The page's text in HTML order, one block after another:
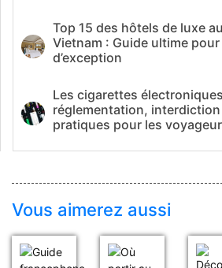
Top 15 des hôtels de luxe
Vietnam : Guide ultime
d’exception
Les cigarettes
réglementation,
pratiques pour les
Vous aimerez aussi